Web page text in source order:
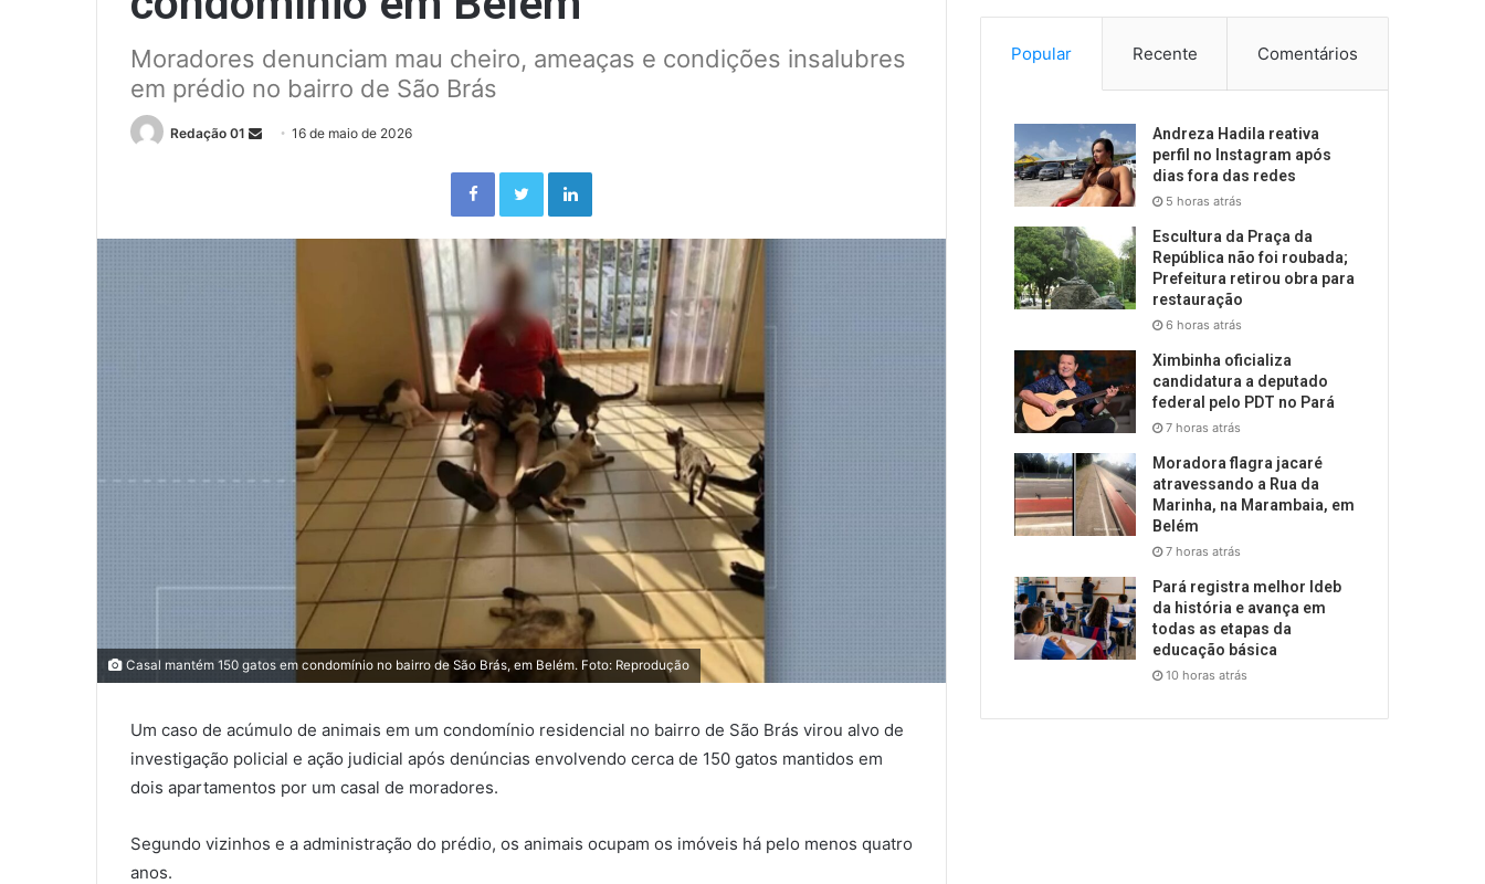
Moradores denunciam mau cheiro, ameaças e condições insalubres
em prédio no bairro de São Brás
Redação 01
Send16 de maio de 2026
FacebookTwitterLinkedin
Casal mantém 150 gatos em condomínio no bairro de São Brás, em Belém. Foto: Reprodução
Um caso de acúmulo de animais em um condomínio residencial no bairro de São Brás virou alvo de
investigação policial e ação judicial após denúncias envolvendo cerca de 150 gatos mantidos em
dois apartamentos por um casal de moradores.
Segundo vizinhos e a administração do prédio, os animais ocupam os imóveis há pelo menos quatro
anos.
Popular Recente Comentários
Andreza Hadila reativa
perfil no Instagram após
dias fora das redes
5 horas atrás
Escultura da Praça da
República não foi roubada;
Prefeitura retirou obra para
restauração
6 horas atrás
Ximbinha oficializa
candidatura a deputado
federal pelo PDT no Pará
7 horas atrás
Moradora flagra jacaré
atravessando a Rua da
Marinha, na Marambaia, em
Belém
7 horas atrás
Pará registra melhor Ideb
da história e avança em
todas as etapas da
educação básica
10 horas atrás